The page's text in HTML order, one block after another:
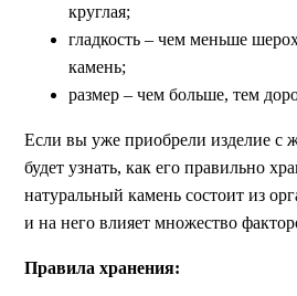
круглая;
гладкость – чем меньше
камень;
размер – чем больше, тем
Если вы уже приобрели изделие с
будет узнать, как его правильно
натуральный камень состоит из
и на него влияет множество
Правила хранения: